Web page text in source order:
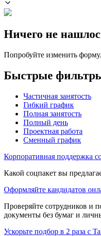
Ничего не
Попробуйте изменить
Быстрые
Частичная занятость
Гибкий график
Полная занятость
Полный день
Проектная работа
Сменный график
Корпоративная поддержка
Какой соцпакет вы
Оформляйте кандидатов
Проверяйте сотрудников и
документы без бумаг и
Ускорьте подбор в 2 раза с